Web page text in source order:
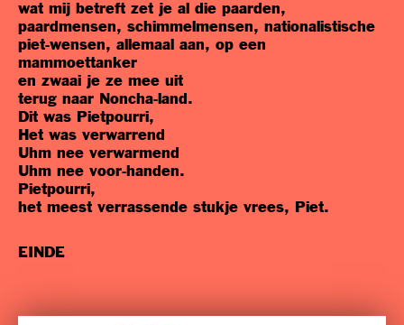
wat mij betreft zet je al die paarden,
paardmensen, schimmelmensen, nationalistische
piet-wensen, allemaal aan, op een
mammoettanker
en zwaai je ze mee uit
terug naar Noncha-land.
Dit was Pietpourri,
Het was verwarrend
Uhm nee verwarmend
Uhm nee voor-handen.
Pietpourri,
het meest verrassende stukje vrees, Piet.
EINDE